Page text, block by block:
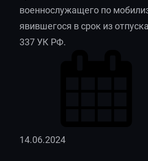
военнослужащего по
явившегося в срок из
337 УК РФ.
14.06.2024